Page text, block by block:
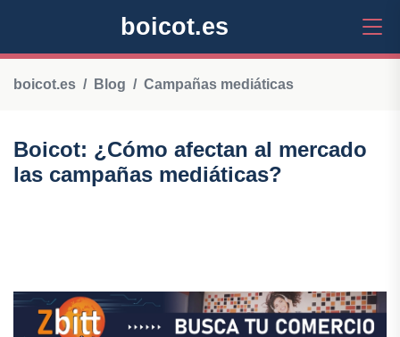
boicot.es
boicot.es Blog Campañas mediáticas
Boicot: ¿Cómo afectan al mercado
las campañas mediáticas?